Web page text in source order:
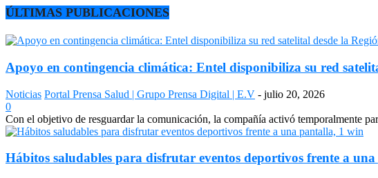
ÚLTIMAS PUBLICACIONES
Apoyo en contingencia climática: Entel disponibiliza su red
Noticias Portal Prensa Salud | Grupo Prensa Digital | E.V - julio 20, 2026
0
Con el objetivo de resguardar la comunicación, la compañía activó temporalmente
Hábitos saludables para disfrutar eventos deportivos frente a